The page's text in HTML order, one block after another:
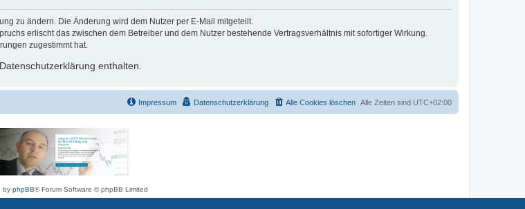
zu ändern. Die Änderung wird dem Nutzer per E-Mail mitgeteilt.
erlischt das zwischen dem Betreiber und dem Nutzer bestehende Vertragsverhältnis mit sofortiger Wirkung.
zugestimmt hat.
enthalten.
Alle Zeiten sind UTC+02:00
Alle Cookies löschen
Datenschutzerklärung
Impressum
by phpBB® Forum Software © phpBB Limited